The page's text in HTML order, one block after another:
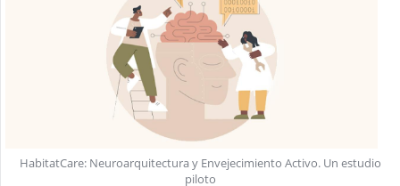
HabitatCare: Neuroarquitectura y Envejecimiento Activo. Un estudio
piloto